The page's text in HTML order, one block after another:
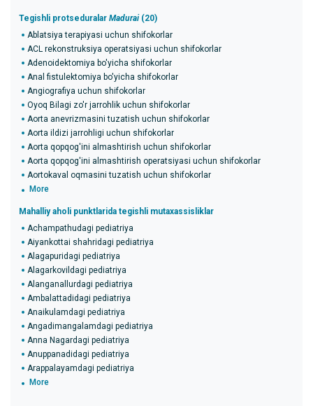
Tegishli protseduralar Madurai (20)
Ablatsiya terapiyasi uchun shifokorlar
ACL rekonstruksiya operatsiyasi uchun shifokorlar
Adenoidektomiya bo'yicha shifokorlar
Anal fistulektomiya bo'yicha shifokorlar
Angiografiya uchun shifokorlar
Oyoq Bilagi zo'r jarrohlik uchun shifokorlar
Aorta anevrizmasini tuzatish uchun shifokorlar
Aorta ildizi jarrohligi uchun shifokorlar
Aorta qopqog'ini almashtirish uchun shifokorlar
Aorta qopqog'ini almashtirish operatsiyasi uchun shifokorlar
Aortokaval oqmasini tuzatish uchun shifokorlar
More
Mahalliy aholi punktlarida tegishli mutaxassisliklar
Achampathudagi pediatriya
Aiyankottai shahridagi pediatriya
Alagapuridagi pediatriya
Alagarkovildagi pediatriya
Alanganallurdagi pediatriya
Ambalattadidagi pediatriya
Anaikulamdagi pediatriya
Angadimangalamdagi pediatriya
Anna Nagardagi pediatriya
Anuppanadidagi pediatriya
Arappalayamdagi pediatriya
More